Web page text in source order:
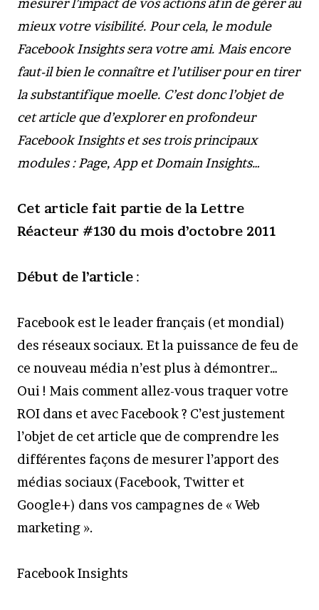
mesurer l’impact de vos actions afin de gérer au
mieux votre visibilité. Pour cela, le module
Facebook Insights sera votre ami. Mais encore
faut-il bien le connaître et l’utiliser pour en tirer
la substantifique moelle. C’est donc l’objet de
cet article que d’explorer en profondeur
Facebook Insights et ses trois principaux
modules : Page, App et Domain Insights…
Cet article fait partie de la Lettre
Réacteur #130 du mois d’octobre 2011
Début de l’article :
Facebook est le leader français (et mondial)
des réseaux sociaux. Et la puissance de feu de
ce nouveau média n’est plus à démontrer…
Oui ! Mais comment allez-vous traquer votre
ROI dans et avec Facebook ? C’est justement
l’objet de cet article que de comprendre les
différentes façons de mesurer l’apport des
médias sociaux (Facebook, Twitter et
Google+) dans vos campagnes de « Web
marketing ».
Facebook Insights